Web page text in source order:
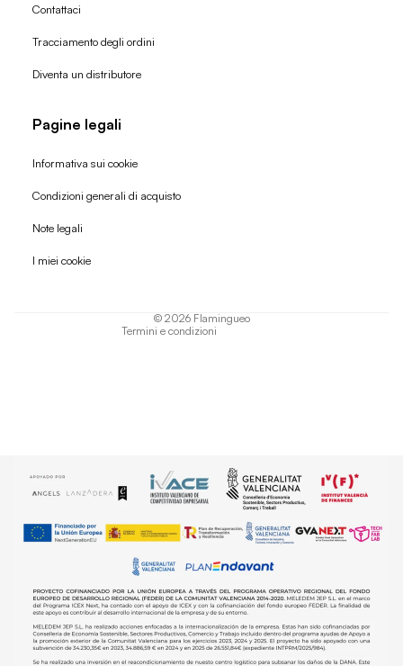
Contattaci
Tracciamento degli ordini
Diventa un distributore
Pagine legali
Informativa sui cookie
Condizioni generali di acquisto
Note legali
I miei cookie
© 2026 Flamingueo
Termini e condizioni
Politica di rimborso